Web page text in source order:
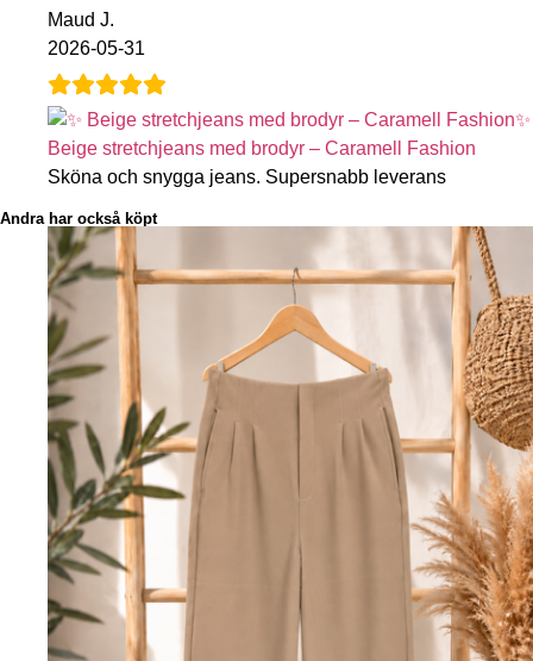
Maud J.
2026-05-31
✨
Beige stretchjeans med brodyr – Caramell Fashion
Sköna och snygga jeans. Supersnabb leverans
Andra har också köpt